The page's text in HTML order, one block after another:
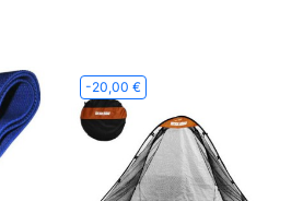
-20,00 €